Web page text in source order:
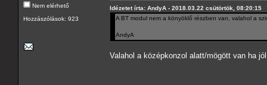
Nem elérhető
Hozzászólások: 923
Idézetet írta: AndyA - 2018.03.22 csütörtök, 08:20:15
A BT modul nem a könyöklő részben van, valahol a
AndyA
Valahol a középkonzol alatt/mögött van ha